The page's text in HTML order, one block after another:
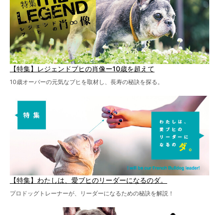
【特集】レジェンドブヒの肖像ー10歳を超えて
10歳オーバーの元気なブヒを取材し、長寿の秘訣を探る。
【特集】わたしは、愛ブヒのリーダーになるのダ。
プロドッグトレーナーが、リーダーになるための秘訣を解説！